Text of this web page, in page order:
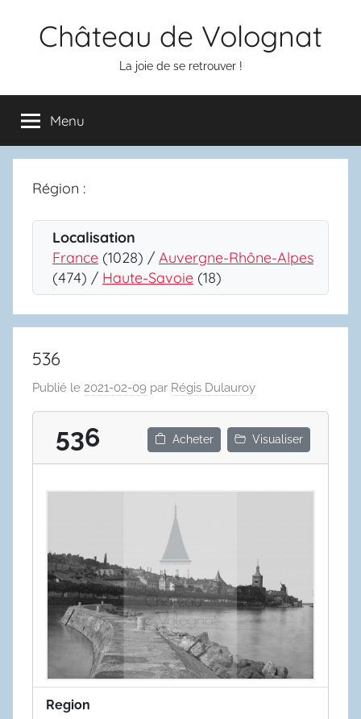
Château de Volognat
La joie de se retrouver !
Menu
Région :
Localisation
France (1028) / Auvergne-Rhône-Alpes
(474) / Haute-Savoie (18)
536
Publié le 2021-02-09 par Régis Dulauroy
536 Acheter Visualiser
Region